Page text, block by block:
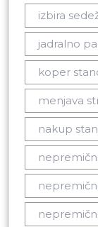
izbira
jadralno
koper
menjava
nakup